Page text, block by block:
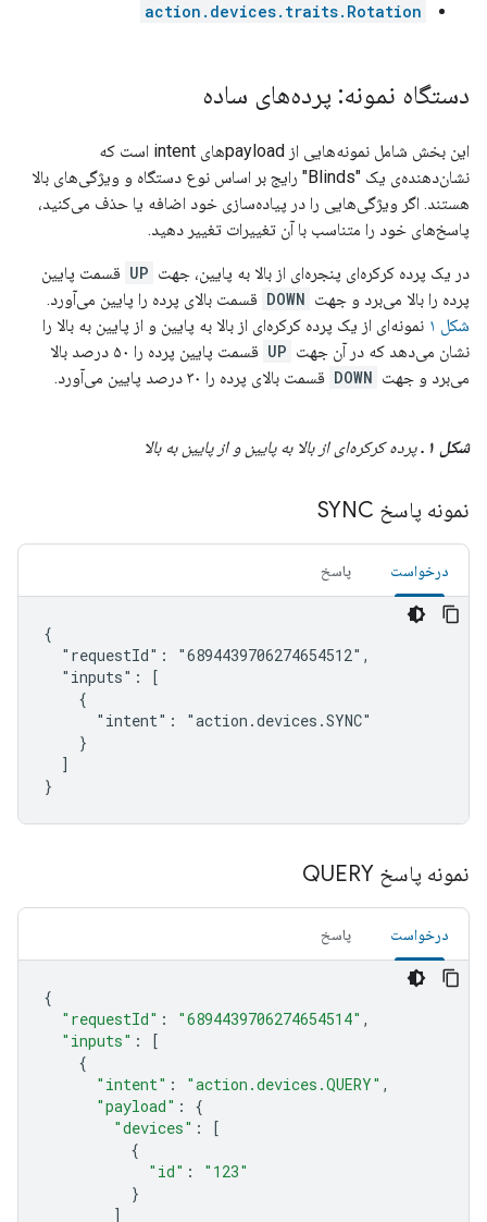
action.devices.traits.Rotation
دستگاه نمونه: پرده‌های ساده
این بخش شامل نمونه‌هایی از payloadهای intent است که
نشان‌دهنده‌ی یک "Blinds" رایج بر اساس نوع دستگاه و ویژگی‌های بالا
هستند. اگر ویژگی‌هایی را در پیاده‌سازی خود اضافه یا حذف می‌کنید،
پاسخ‌های خود را متناسب با آن تغییرات تغییر دهید.
در یک پرده کرکره‌ای پنجره‌ای از بالا به پایین، جهت UP قسمت پایین
پرده را بالا می‌برد و جهت DOWN قسمت بالای پرده را پایین می‌آورد.
شکل ۱
نمونه‌ای از یک پرده کرکره‌ای از بالا به پایین و از پایین به بالا را
نشان می‌دهد که در آن جهت UP
قسمت پایین پرده را ۵۰ درصد بالا
می‌برد و جهت DOWN قسمت بالای پرده را ۳۰ درصد پایین می‌آورد.
شکل ۱. پرده کرکره‌ای از بالا به پایین و از پایین به بالا
نمونه پاسخ SYNC
درخواست پاسخ
{
  "requestId": "6894439706274654512",
  "inputs": [
    {
      "intent": "action.devices.SYNC"
    }
  ]
}
نمونه پاسخ QUERY
درخواست پاسخ
{
"requestId" : "6894439706274654514" ,
"inputs" :
[
{
"intent" : "action.devices.QUERY" ,
"payload" :
{
"devices" :
[
{
"id" :
"123"
}
]